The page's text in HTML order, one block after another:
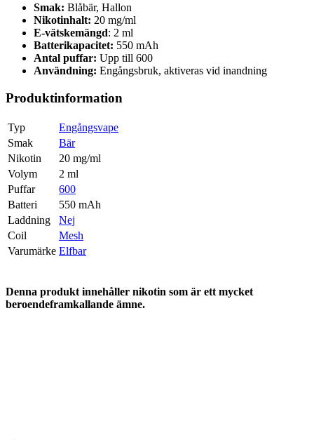
Smak: Blåbär, Hallon
Nikotinhalt: 20 mg/ml
E-vätskemängd: 2 ml
Batterikapacitet: 550 mAh
Antal puffar: Upp till 600
Användning: Engångsbruk, aktiveras vid inandning
Produktinformation
Typ
Engångsvape
Smak
Bär
Nikotin
20 mg/ml
Volym
2 ml
Puffar
600
Batteri
550 mAh
Laddning
Nej
Coil
Mesh
Varumärke Elfbar
Denna produkt innehåller nikotin som är ett mycket
beroendeframkallande ämne.